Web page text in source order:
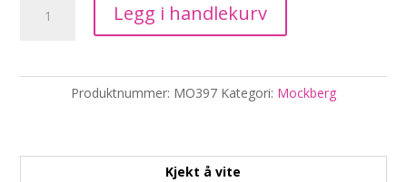
Snake
Legg i handlekurv
Produktnummer: MO397 Kategori: Mockberg
Kjekt å vite